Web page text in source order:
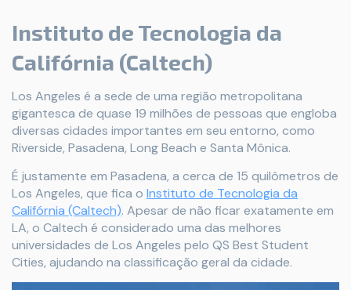
Instituto de Tecnologia da
Califórnia (Caltech)
Los Angeles é a sede de uma região metropolitana
gigantesca de quase 19 milhões de pessoas que engloba
diversas cidades importantes em seu entorno, como
Riverside, Pasadena, Long Beach e Santa Mônica.
É justamente em Pasadena, a cerca de 15 quilômetros de
Los Angeles, que fica o Instituto de Tecnologia da
Califórnia (Caltech). Apesar de não ficar exatamente em
LA, o Caltech é considerado uma das melhores
universidades de Los Angeles pelo QS Best Student
Cities, ajudando na classificação geral da cidade.